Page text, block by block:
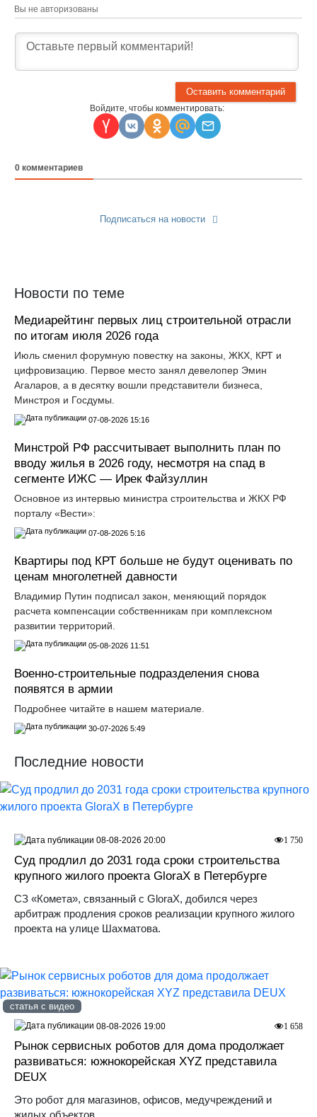
Вы не авторизованы
Войдите, чтобы комментировать:
0 комментариев
Подписаться на новости
Новости по теме
Медиарейтинг первых лиц строительной отрасли
по итогам июля 2026 года
Июль сменил форумную повестку на законы, ЖКХ, КРТ и
цифровизацию. Первое место занял девелопер Эмин
Агаларов, а в десятку вошли представители бизнеса,
Минстроя и Госдумы.
07-08-2026 15:16
Минстрой РФ рассчитывает выполнить план по
вводу жилья в 2026 году, несмотря на спад в
сегменте ИЖС — Ирек Файзуллин
Основное из интервью министра строительства и ЖКХ РФ
порталу «Вести»:
07-08-2026 5:16
Квартиры под КРТ больше не будут оценивать по
ценам многолетней давности
Владимир Путин подписал закон, меняющий порядок
расчета компенсации собственникам при комплексном
развитии территорий.
05-08-2026 11:51
Военно-строительные подразделения снова
появятся в армии
Подробнее читайте в нашем материале.
30-07-2026 5:49
Последние новости
Суд продлил до 2031 года сроки строительства
крупного жилого проекта GloraX в Петербурге
СЗ «Комета», связанный с GloraX, добился через
арбитраж продления сроков реализации крупного жилого
проекта на улице Шахматова.
1 750
08-08-2026 20:00
статья с видео
Рынок сервисных роботов для дома продолжает
развиваться: южнокорейская XYZ представила
DEUX
Это робот для магазинов, офисов, медучреждений и
1 658
08-08-2026 19:00